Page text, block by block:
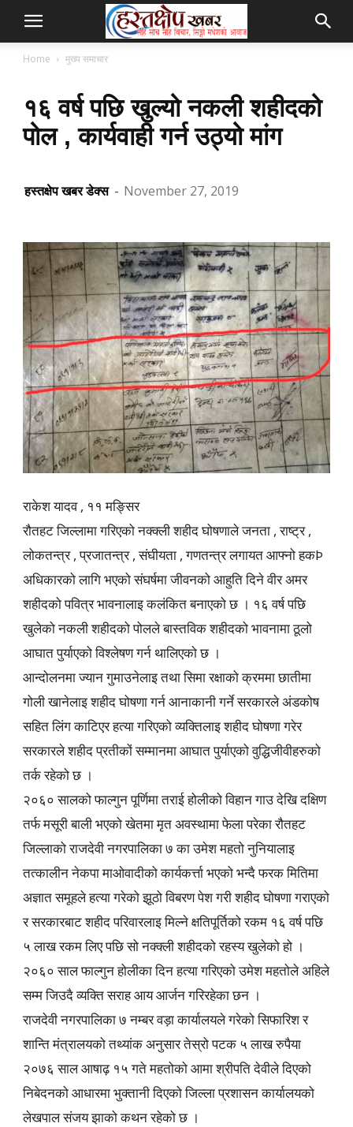
Home मुख्य समाचार
१६ वर्ष पछि खुल्यो नकली शहीदको
पोल , कार्यवाही गर्न उठ्यो मांग
हस्तक्षेप खबर डेक्स - November 27, 2019
राकेश यादव , ११ मङ्सिर
रौतहट जिल्लामा गरिएको नक्क्ली शहीद घोषणाले जनता , राष्ट्र ,
लोकतन्त्र , प्रजातन्त्र , संघीयता , गणतन्त्र लगायत आफ्नो हकÞ
अधिकारको लागि भएको संघर्षमा जीवनको आहुति दिने वीर अमर
शहीदको पवित्र भावनालाइ कलंकित बनाएको छ । १६ वर्ष पछि
खुलेको नकली शहीदको पोलले बास्तविक शहीदको भावनामा ठूलो
आघात पुर्याएको विश्लेषण गर्न थालिएको छ ।
आन्दोलनमा ज्यान गुमाउनेलाइ तथा सिमा रक्षाको क्रममा छातीमा
गोली खानेलाइ शहीद घोषणा गर्न आनाकानी गर्ने सरकारले अंडकोष
सहित लिंग काटिएर हत्या गरिएको व्यक्तिलाइ शहीद घोषणा गरेर
सरकारले शहीद प्रतीकों सम्मानमा आघात पुर्याएको वुद्धिजीवीहरुको
तर्क रहेको छ ।
२०६० सालको फाल्गुन पूर्णिमा तराई होलीको विहान गाउ देखि दक्षिण
तर्फ मसूरी बाली भएको खेतमा मृत अवस्थामा फेला परेका रौतहट
जिल्लाको राजदेवी नगरपालिका ७ का उमेश महतो नुनियालाइ
तत्कालीन नेकपा माओवादीको कार्यकर्त्ता भएको भन्दै फरक मितिमा
अज्ञात समूहले हत्या गरेको झूठो विबरण पेश गरी शहीद घोषणा गराएको
र सरकारबाट शहीद परिवारलाइ मिल्ने क्षतिपूर्तिको रकम १६ वर्ष पछि
५ लाख रकम लिए पछि सो नक्क्ली शहीदको रहस्य खुलेको हो ।
२०६० साल फाल्गुन होलीका दिन हत्या गरिएको उमेश महतोले अहिले
सम्म जिउदै व्यक्ति सराह आय आर्जन गरिरहेका छन ।
राजदेवी नगरपालिका ७ नम्बर वड़ा कार्यालयले गरेको सिफारिश र
शान्ति मंत्रालयको तथ्यांक अनुसार तेस्रो पटक ५ लाख रुपैया
२०७६ साल आषाढ़ १५ गते महतोको आमा श्रीपति देवीले दिएको
निबेदनको आधारमा भुक्तानी दिएको जिल्ला प्रशासन कार्यालयको
लेखपाल संजय झाको कथन रहेको छ ।